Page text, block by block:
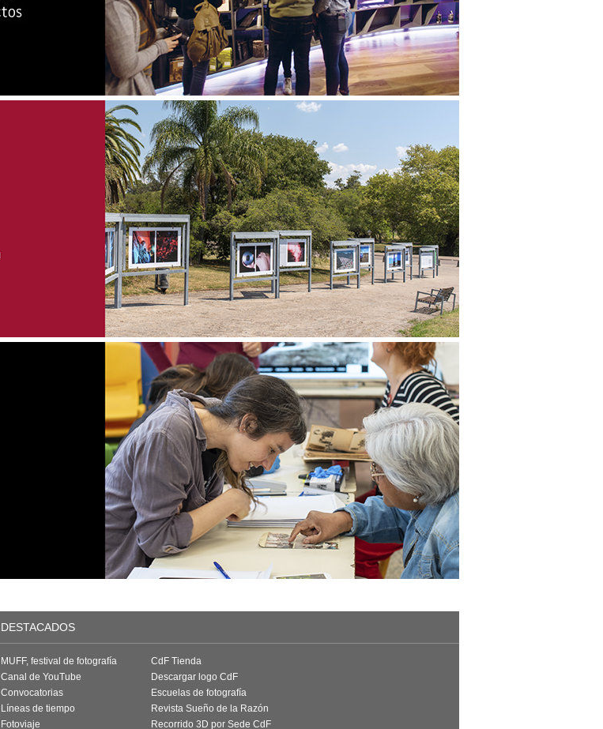
DESTACADOS
MUFF, festival de fotografía
Canal de YouTube
Convocatorias
Líneas de tiempo
Fotoviaje
CdF Tienda
Descargar logo CdF
Escuelas de fotografía
Revista Sueño de la Razón
Recorrido 3D por Sede CdF